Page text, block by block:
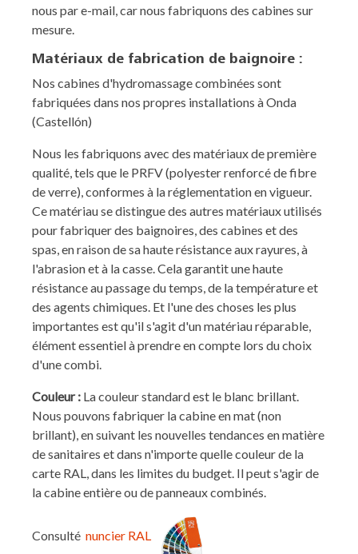
nous par e-mail, car nous fabriquons des cabines sur
mesure.
Matériaux de fabrication de baignoire :
Nos cabines d'hydromassage combinées sont
fabriquées dans nos propres installations à Onda
(Castellón)
Nous les fabriquons avec des matériaux de première
qualité, tels que le PRFV (polyester renforcé de fibre
de verre), conformes à la réglementation en vigueur.
Ce matériau se distingue des autres matériaux utilisés
pour fabriquer des baignoires, des cabines et des
spas, en raison de sa haute résistance aux rayures, à
l'abrasion et à la casse. Cela garantit une haute
résistance au passage du temps, de la température et
des agents chimiques. Et l'une des choses les plus
importantes est qu'il s'agit d'un matériau réparable,
élément essentiel à prendre en compte lors du choix
d'une combi.
Couleur : La couleur standard est le blanc brillant.
Nous pouvons fabriquer la cabine en mat (non
brillant), en suivant les nouvelles tendances en matière
de sanitaires et dans n'importe quelle couleur de la
carte RAL, dans les limites du budget. Il peut s'agir de
la cabine entière ou de panneaux combinés.
Consulté nuncier RAL